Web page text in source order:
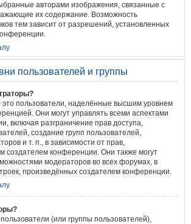
авторами изображения, связанные с
их содержание. Возможность
тем зависит от разрешений, установленных
пользователей и группы
пользователи, наделённые высшим уровнем
Они могут управлять всеми аспектами
включая разграничение прав доступа,
создание групп пользователей,
и т. п., в зависимости от прав,
создателем конференции. Они также могут
модераторов во всех форумах, в
произведённых создателем конференции.
(или группы пользователей),